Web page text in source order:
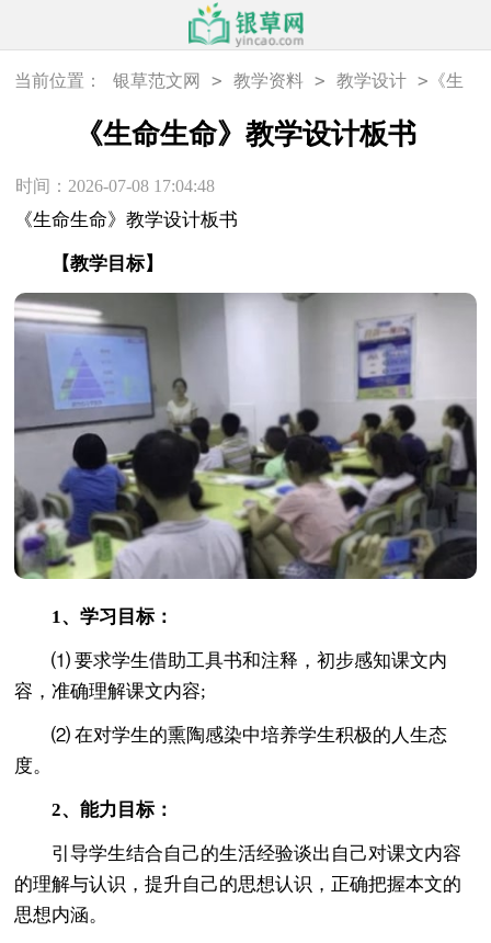
当前位置： 银草范文网 > 教学资料 > 教学设计 > 《生
命生命》教学设计板书
《生命生命》教学设计板书
时间：2026-07-08 17:04:48
《生命生命》教学设计板书
【教学目标】
1、学习目标：
⑴ 要求学生借助工具书和注释，初步感知课文内
容，准确理解课文内容;
⑵ 在对学生的熏陶感染中培养学生积极的人生态
度。
2、能力目标：
引导学生结合自己的生活经验谈出自己对课文内容
的理解与认识，提升自己的思想认识，正确把握本文的
思想内涵。